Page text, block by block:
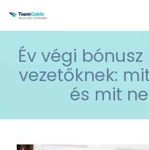
Év végi bónusz
vezetőknek:
és mit